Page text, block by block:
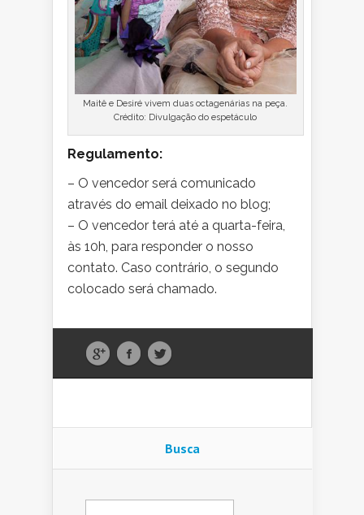
Maitê e Desiré vivem duas octagenárias na peça.
Crédito: Divulgação do espetáculo
Regulamento:
– O vencedor será comunicado
através do email deixado no blog;
– O vencedor terá até a quarta-feira,
às 10h, para responder o nosso
contato. Caso contrário, o segundo
colocado será chamado.
Busca
Pesquisar